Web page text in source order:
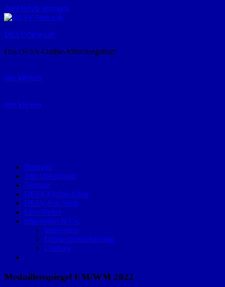
Zum Inhalt springen
DESV-News.de
Das DESV-Online-Mitteilungsblatt
hier klicken
hier klicken
Startseite
Alle Dokumente
Termine
DESV-Online-Shop
DESV-Fan-Shop
Live-Ticker
Impressum & Co.
Impressum
Datenschutzerklärung
Cookies
Medaillenspiegel EM/WM 2022